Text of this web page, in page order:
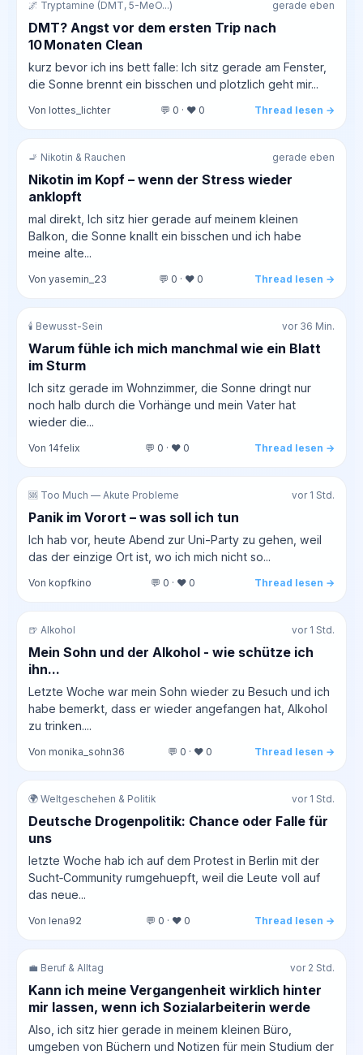
🌌 Tryptamine (DMT, 5-MeO...) gerade eben
DMT? Angst vor dem ersten Trip nach
10 Monaten Clean
kurz bevor ich ins bett falle: Ich sitz gerade am Fenster,
die Sonne brennt ein bisschen und plotzlich geht mir...
Von lottes_lichter 💬 0 · ❤️ 0 Thread lesen →
🚬 Nikotin & Rauchen gerade eben
Nikotin im Kopf – wenn der Stress wieder
anklopft
mal direkt, Ich sitz hier gerade auf meinem kleinen
Balkon, die Sonne knallt ein bisschen und ich habe
meine alte...
Von yasemin_23 💬 0 · ❤️ 0 Thread lesen →
🕯️ Bewusst-Sein vor 36 Min.
Warum fühle ich mich manchmal wie ein Blatt
im Sturm
Ich sitz gerade im Wohnzimmer, die Sonne dringt nur
noch halb durch die Vorhänge und mein Vater hat
wieder die...
Von 14felix 💬 0 · ❤️ 0 Thread lesen →
🆘 Too Much — Akute Probleme vor 1 Std.
Panik im Vorort – was soll ich tun
Ich hab vor, heute Abend zur Uni-Party zu gehen, weil
das der einzige Ort ist, wo ich mich nicht so...
Von kopfkino 💬 0 · ❤️ 0 Thread lesen →
🍺 Alkohol vor 1 Std.
Mein Sohn und der Alkohol - wie schütze ich
ihn...
Letzte Woche war mein Sohn wieder zu Besuch und ich
habe bemerkt, dass er wieder angefangen hat, Alkohol
zu trinken....
Von monika_sohn36 💬 0 · ❤️ 0 Thread lesen →
🌍 Weltgeschehen & Politik vor 1 Std.
Deutsche Drogenpolitik: Chance oder Falle für
uns
letzte Woche hab ich auf dem Protest in Berlin mit der
Sucht‑Community rumgehuepft, weil die Leute voll auf
das neue...
Von lena92 💬 0 · ❤️ 0 Thread lesen →
💼 Beruf & Alltag vor 2 Std.
Kann ich meine Vergangenheit wirklich hinter
mir lassen, wenn ich Sozialarbeiterin werde
Also, ich sitz hier gerade in meinem kleinen Büro,
umgeben von Büchern und Notizen für mein Studium der